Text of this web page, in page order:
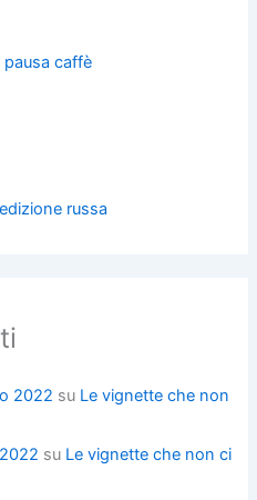
caffè
russa
2022 su Le vignette che non
su Le vignette che non ci